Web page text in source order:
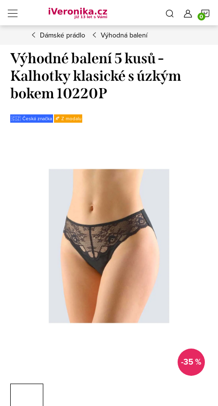
obsah
Dámské prádlo Výhodná balení
Výhodné balení 5 kusů -
Kalhotky klasické s úzkým
bokem 10220P
🇨🇿 Česká značka 🍂 Z modalu
-35 %